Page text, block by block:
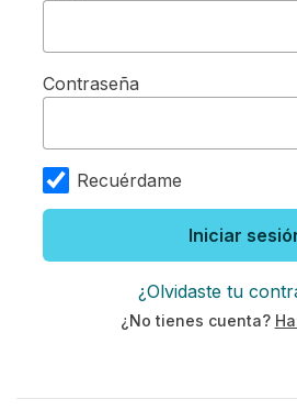
Contraseña
Recuérdame
Iniciar
¿Olvidaste tu
¿No tienes cuenta?